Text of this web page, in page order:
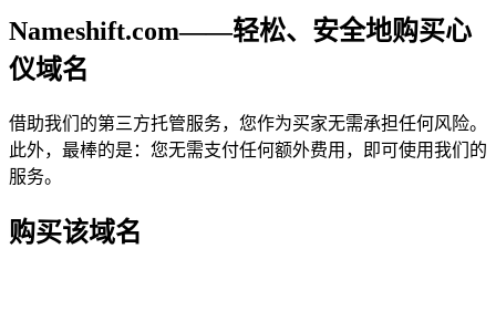
Nameshift.com——轻松、安全地购买心
仪域名
借助我们的第三方托管服务，您作为买家无需承担任何风险。
此外，最棒的是：您无需支付任何额外费用，即可使用我们的
服务。
购买该域名